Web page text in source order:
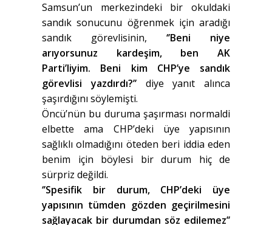
Samsun’un merkezindeki bir okuldaki
sandık sonucunu öğrenmek için aradığı
sandık görevlisinin, ‘’Beni niye
arıyorsunuz kardeşim, ben AK
Parti’liyim. Beni kim CHP’ye sandık
görevlisi yazdırdı?’’diye yanıt alınca
şaşırdığını söylemişti.
Öncü’nün bu duruma şaşırması normaldi
elbette ama CHP’deki üye yapısının
sağlıklı olmadığını öteden beri iddia eden
benim için böylesi bir durum hiç de
sürpriz değildi.
‘’Spesifik bir durum, CHP’deki üye
yapısının tümden gözden geçirilmesini
sağlayacak bir durumdan söz edilemez’’